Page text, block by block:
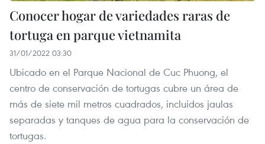
Conocer hogar de variedades raras de
tortuga en parque vietnamita
31/01/2022 03:30
Ubicado en el Parque Nacional de Cuc Phuong, el
centro de conservación de tortugas cubre un área de
más de siete mil metros cuadrados, incluidos jaulas
separadas y tanques de agua para la conservación de
tortugas.